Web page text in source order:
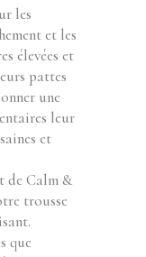
les
et les
élevées et
pattes
une
leur
et
de Calm &
trousse
que